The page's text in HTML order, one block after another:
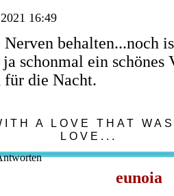
16:49
behalten...noch
schonmal ein schönes
für die Nacht.
A LOVE THAT
LOVE...
eunoia